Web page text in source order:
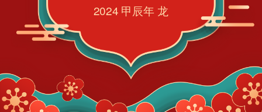
2024 甲辰年 龙